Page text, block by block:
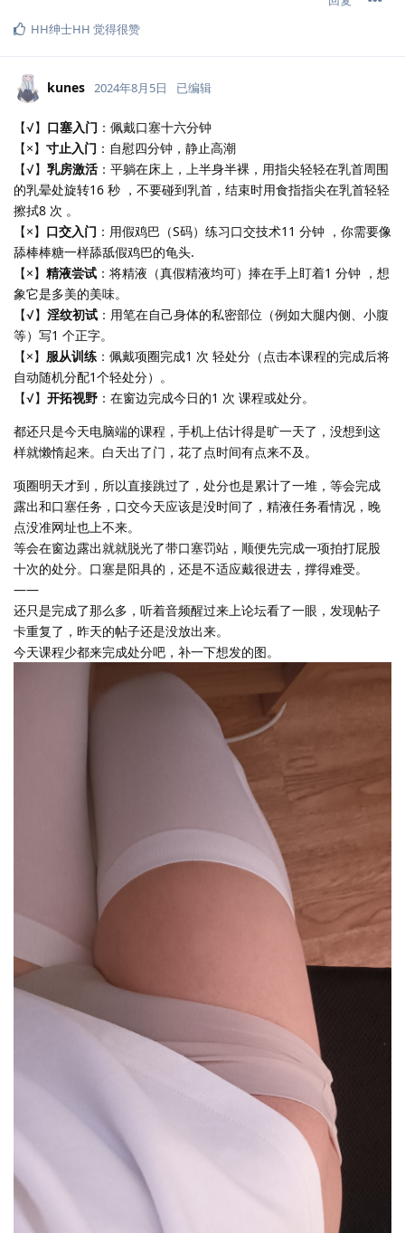
HH绅士HH 觉得很赞
kunes 2024年8月5日 已编辑
【√】 口塞入门 ：佩戴口塞十六分钟
【×】 寸止入门 ：自慰四分钟，静止高潮
【√】 乳房激活 ：平躺在床上，上半身半裸，用指尖轻轻在乳首周围
的乳晕处旋转16 秒 ，不要碰到乳首，结束时用食指指尖在乳首轻轻
擦拭8 次 。
【×】 口交入门 ：用假鸡巴（S码）练习口交技术11 分钟 ，你需要像
舔棒棒糖一样舔舐假鸡巴的龟头.
【×】 精液尝试 ：将精液（真假精液均可）捧在手上盯着1 分钟 ，想
象它是多美的美味。
【√】 淫纹初试 ：用笔在自己身体的私密部位（例如大腿内侧、小腹
等）写1 个正字。
【×】 服从训练 ：佩戴项圈完成1 次 轻处分（点击本课程的完成后将
自动随机分配1个轻处分）。
【√】 开拓视野 ：在窗边完成今日的1 次 课程或处分。
都还只是今天电脑端的课程，手机上估计得是旷一天了，没想到这
样就懒惰起来。白天出了门，花了点时间有点来不及。
项圈明天才到，所以直接跳过了，处分也是累计了一堆，等会完成
露出和口塞任务，口交今天应该是没时间了，精液任务看情况，晚
点没准网址也上不来。
等会在窗边露出就就脱光了带口塞罚站，顺便先完成一项拍打屁股
十次的处分。口塞是阳具的，还是不适应戴很进去，撑得难受。
——
还只是完成了那么多，听着音频醒过来上论坛看了一眼，发现帖子
卡重复了，昨天的帖子还是没放出来。
今天课程少都来完成处分吧，补一下想发的图。